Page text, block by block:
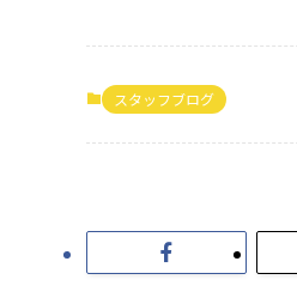
スタッフブログ